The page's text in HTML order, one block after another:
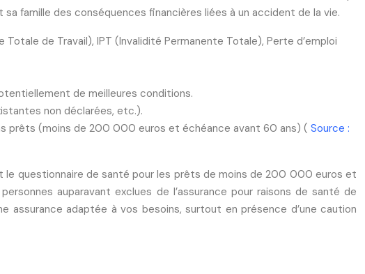
famille des conséquences financières liées à un accident de la vie.
de Travail), IPT (Invalidité Permanente Totale), Perte d’emploi
de meilleures conditions.
non déclarées, etc.).
prêts (moins de 200 000 euros et échéance avant 60 ans) ( Source :
le questionnaire de santé pour les prêts de moins de 200 000 euros et
auparavant exclues de l’assurance pour raisons de santé de
assurance adaptée à vos besoins, surtout en présence d’une caution